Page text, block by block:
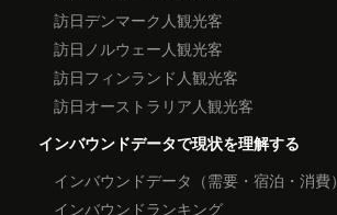
訪日デンマーク人観光客
訪日ノルウェー人観光客
訪日フィンランド人観光客
訪日オーストラリア人観光客
インバウンドデータで現状を理解する
インバウンドデータ（需要・宿泊・消費）
インバウンドランキング